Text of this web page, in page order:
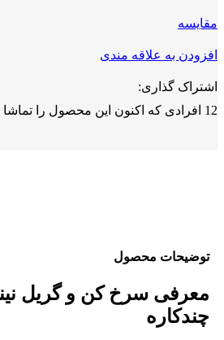
مقايسه
افزودن به علاقه مندی
اشتراک گذاری:
12 افرادی که اکنون این محصول را
توضیحات محصول
چندکاره